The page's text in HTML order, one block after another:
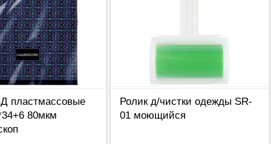
пластмассовые
80мкм
Ролик д/чистки одежды SR-
01 моющийся